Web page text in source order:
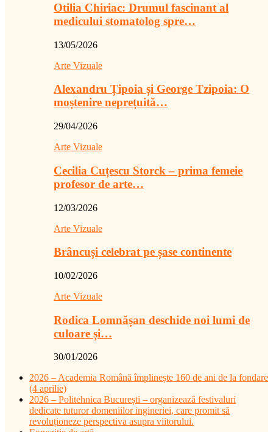
Otilia Chiriac: Drumul fascinant al
medicului stomatolog spre…
13/05/2026
Arte Vizuale
Alexandru Țipoia și George Tzipoia: O
moștenire neprețuită…
29/04/2026
Arte Vizuale
Cecilia Cuțescu Storck – prima femeie
profesor de arte…
12/03/2026
Arte Vizuale
Brâncuși celebrat pe șase continente
10/02/2026
Arte Vizuale
Rodica Lomnășan deschide noi lumi de
culoare și…
30/01/2026
2026 – Academia Română împlinește 160 de ani de la fondare
(4 aprilie)
2026 – Politehnica București – organizează festivaluri
dedicate tuturor domeniilor ingineriei, care promit să
revoluționeze perspectiva asupra viitorului.